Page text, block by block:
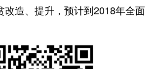
改造、提升，预计到2018年全面